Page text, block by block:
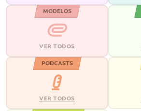
MODELOS
VER TODOS
PODCASTS
VER TODOS